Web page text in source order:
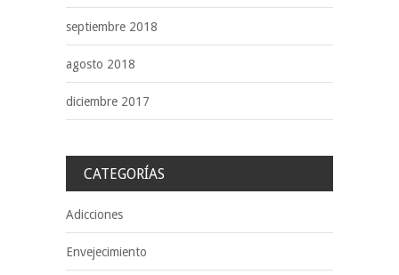
septiembre 2018
agosto 2018
diciembre 2017
CATEGORÍAS
Adicciones
Envejecimiento